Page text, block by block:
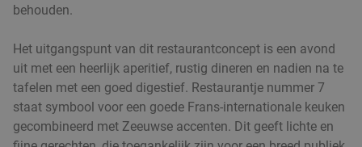
behouden.
Het uitgangspunt van dit restaurantconcept is een avond
uit met een heerlijk aperitief, rustig dineren en nadien na te
tafelen met een goed digestief. Restaurantje nummer 7
staat symbool voor een goede Frans-internationale keuken
gecombineerd met Zeeuwse accenten. Dit geeft lichte en